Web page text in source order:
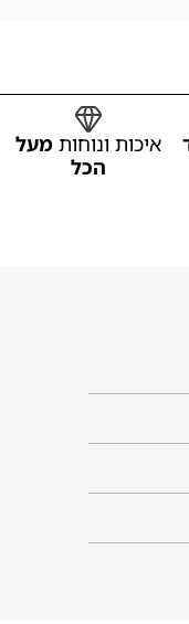
איכות ונוחות מעל
הכל